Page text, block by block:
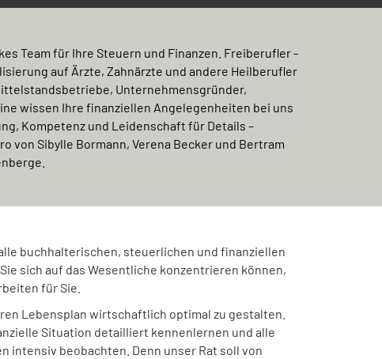
Team für Ihre Steuern und Finanzen. Freiberufler -
auf Ärzte, Zahnärzte und andere Heilberufler
Unternehmensgründer,
wissen Ihre finanziellen Angelegenheiten bei uns
Kompetenz und Leidenschaft für Details –
von Sibylle Bormann, Verena Becker und Bertram
buchhalterischen, steuerlichen und finanziellen
sich auf das Wesentliche konzentrieren können,
für Sie.
Lebensplan wirtschaftlich optimal zu gestalten.
Situation detailliert kennenlernen und alle
intensiv beobachten. Denn unser Rat soll von